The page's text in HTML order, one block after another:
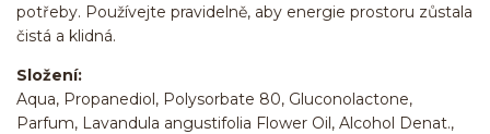
potřeby. Používejte pravidelně, aby energie prostoru zůstala
čistá a klidná.
Složení:
Aqua, Propanediol, Polysorbate 80, Gluconolactone,
Parfum, Lavandula angustifolia Flower Oil, Alcohol Denat.,